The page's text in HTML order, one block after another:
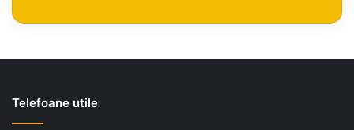
Telefoane utile